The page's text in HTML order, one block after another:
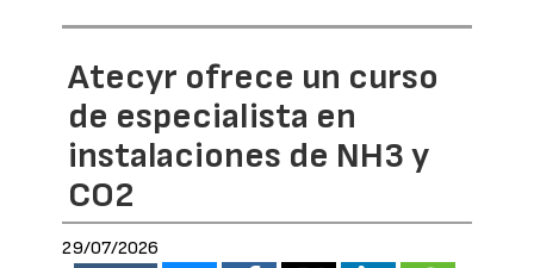
Atecyr ofrece un curso
de especialista en
instalaciones de NH3 y
CO2
29/07/2026